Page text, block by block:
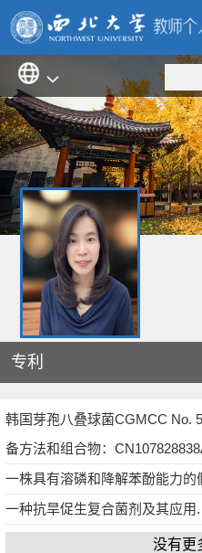
专利
韩国芽孢八叠球菌CGMCC No.
备方法和组合物：
一株具有溶磷和降解苯酚能力的
一种抗旱促生复合菌剂及其应用.
没有更